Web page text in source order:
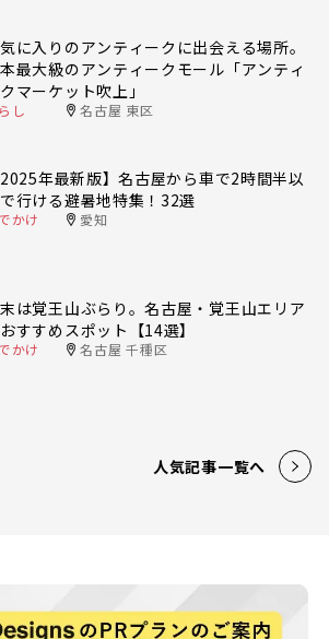
に入りのアンティークに出会える場所。
最大級のアンティークモール「アンティ
マーケット吹上」
し 名古屋 東区
2025年最新版】名古屋から車で2時間半以
行ける避暑地特集！32選
かけ 愛知
は覚王山ぶらり。名古屋・覚王山エリア
すすめスポット【14選】
かけ 名古屋 千種区
人気記事一覧へ